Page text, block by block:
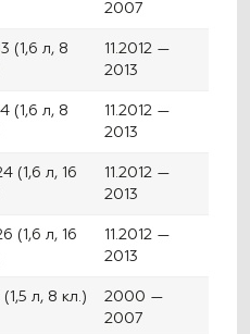
2007
(1,6 л, 8
11.2012 —
2013
(1,6 л, 8
11.2012 —
2013
(1,6 л, 16
11.2012 —
2013
(1,6 л, 16
11.2012 —
2013
(1,5 л, 8 кл.)
2000 —
2007